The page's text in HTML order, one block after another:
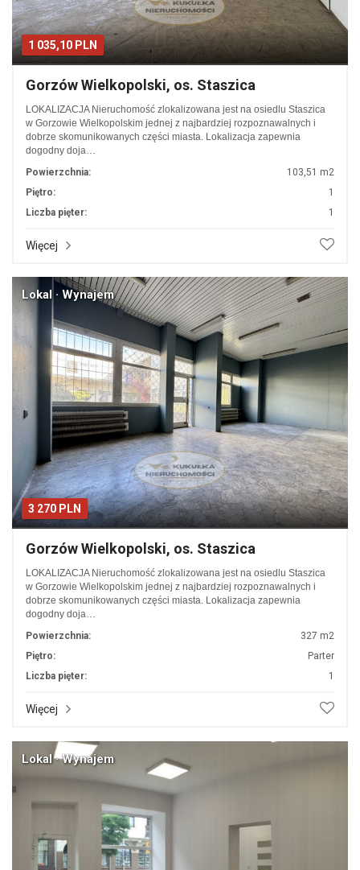
1 035,10 PLN
Gorzów Wielkopolski, os. Staszica
LOKALIZACJA Nieruchomość zlokalizowana jest na osiedlu Staszica
w Gorzowie Wielkopolskim jednej z najbardziej rozpoznawalnych i
dobrze skomunikowanych części miasta. Lokalizacja zapewnia
dogodny doja…
Powierzchnia:
103,51 m2
Piętro:
1
Liczba pięter:
1
Więcej
3 270 PLN
Lokal · Wynajem
Gorzów Wielkopolski, os. Staszica
LOKALIZACJA Nieruchomość zlokalizowana jest na osiedlu Staszica
w Gorzowie Wielkopolskim jednej z najbardziej rozpoznawalnych i
dobrze skomunikowanych części miasta. Lokalizacja zapewnia
dogodny doja…
Powierzchnia:
327 m2
Piętro:
Parter
Liczba pięter:
1
Więcej
Lokal · Wynajem